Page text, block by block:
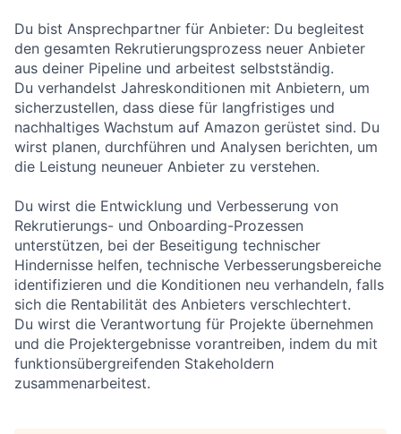
Du bist Ansprechpartner für Anbieter: Du begleitest
den gesamten Rekrutierungsprozess neuer Anbieter
aus deiner Pipeline und arbeitest selbstständig.
Du verhandelst Jahreskonditionen mit Anbietern, um
sicherzustellen, dass diese für langfristiges und
nachhaltiges Wachstum auf Amazon gerüstet sind. Du
wirst planen, durchführen und Analysen berichten, um
die Leistung neuneuer Anbieter zu verstehen.
Du wirst die Entwicklung und Verbesserung von
Rekrutierungs- und Onboarding-Prozessen
unterstützen, bei der Beseitigung technischer
Hindernisse helfen, technische Verbesserungsbereiche
identifizieren und die Konditionen neu verhandeln, falls
sich die Rentabilität des Anbieters verschlechtert.
Du wirst die Verantwortung für Projekte übernehmen
und die Projektergebnisse vorantreiben, indem du mit
funktionsübergreifenden Stakeholdern
zusammenarbeitest.